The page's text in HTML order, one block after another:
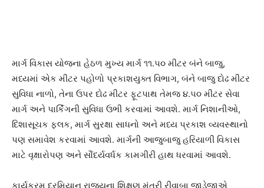
માર્ગ વિકાસ યોજના હેઠળ મુખ્ય માર્ગ ૧૧.૫૦ મીટર બંને બાજુ,
મધ્યમાં એક મીટર પહોળો પ્રકાશયુક્ત વિભાગ, બંને બાજુ દોઢ મીટર
સુવિધા નાળો, તેના ઉપર દોઢ મીટર ફૂટપાથ તેમજ ૪.૫૦ મીટર સેવા
માર્ગ અને પાર્કિંગની સુવિધા ઉભી કરવામાં આવશે. માર્ગ નિશાનીઓ,
દિશાસૂચક ફલક, માર્ગ સુરક્ષા સાધનો અને મધ્ય પ્રકાશ વ્યવસ્થાનો
પણ સમાવેશ કરવામાં આવશે. માર્ગની આજુબાજુ હરિયાળી વિકાસ
માટે વૃક્ષારોપણ અને સૌંદર્યવર્ધક કામગીરી હાથ ધરવામાં આવશે.
કાર્યક્રમ દરમિયાન રાજ્યના શિક્ષણ મંત્રી રીવાબા જાડેજાએ